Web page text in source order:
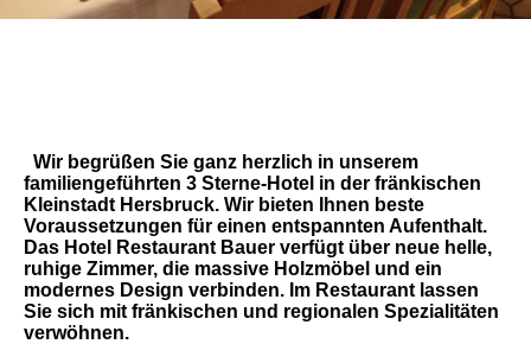
Wir begrüßen Sie ganz herzlich in unserem
familiengeführten 3 Sterne-Hotel in der fränkischen
Kleinstadt Hersbruck. Wir bieten Ihnen beste
Voraussetzungen für einen entspannten Aufenthalt.
Das Hotel Restaurant Bauer verfügt über neue helle,
ruhige Zimmer, die massive Holzmöbel und ein
modernes Design verbinden. Im Restaurant lassen
Sie sich mit fränkischen und regionalen Spezialitäten
verwöhnen.